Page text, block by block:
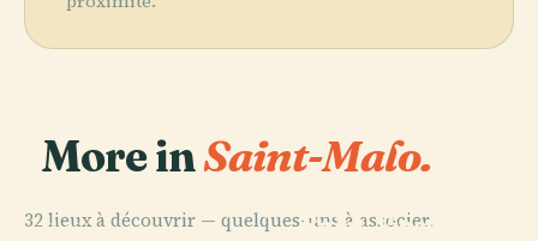
More inSaint-Malo.
32 lieux à découvrir — quelques-uns à associer.
PLACE
PLACE
Saint-Vincent